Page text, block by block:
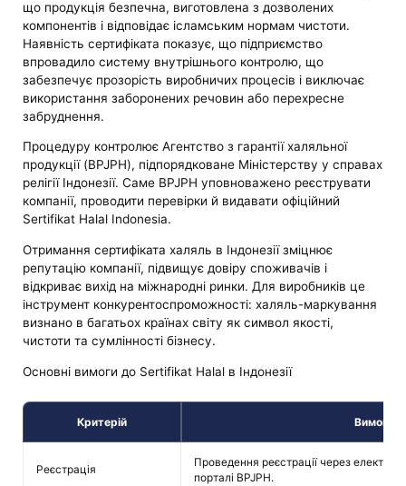
що продукція безпечна, виготовлена ​​з дозволених
компонентів і відповідає ісламським нормам чистоти.
Наявність сертифіката показує, що підприємство
впровадило систему внутрішнього контролю, що
забезпечує прозорість виробничих процесів і виключає
використання заборонених речовин або перехресне
забруднення.
Процедуру контролює Агентство з гарантії халяльної
продукції (BPJPH), підпорядковане Міністерству у справах
релігії Індонезії. Саме BPJPH уповноважено реєструвати
компанії, проводити перевірки й видавати офіційний
Sertifikat Halal Indonesia.
Отримання сертифіката халяль в Індонезії зміцнює
репутацію компанії, підвищує довіру споживачів і
відкриває вихід на міжнародні ринки. Для виробників це
інструмент конкурентоспроможності: халяль-маркування
визнано в багатьох країнах світу як символ якості,
чистоти та сумлінності бізнесу.
Основні вимоги до Sertifikat Halal в Індонезії
Критерій Вимога
Реєстрація
Проведення реєстрації через
порталі BPJPH.